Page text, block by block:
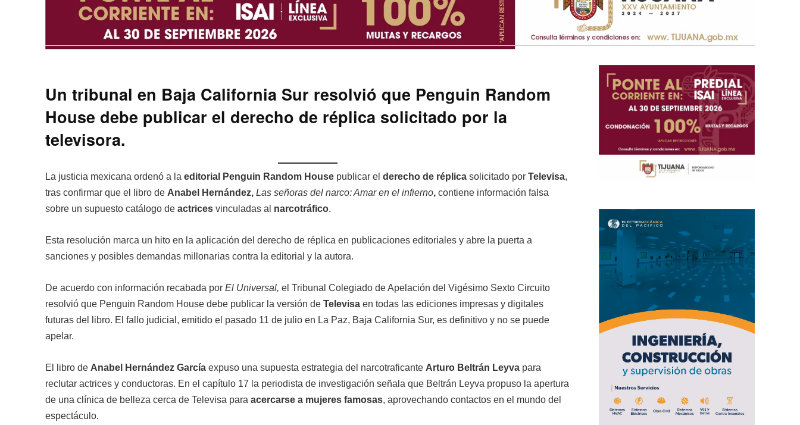
Un tribunal en Baja California Sur resolvió que Penguin Random
House debe publicar el derecho de réplica solicitado por la
televisora.
La justicia mexicana ordenó a la editorial Penguin Random House publicar el derecho de réplica solicitado por Televisa,
tras confirmar que el libro de Anabel Hernández, Las señoras del narco: Amar en el infierno, contiene información falsa
sobre un supuesto catálogo de actrices vinculadas al narcotráfico.
Esta resolución marca un hito en la aplicación del derecho de réplica en publicaciones editoriales y abre la puerta a
sanciones y posibles demandas millonarias contra la editorial y la autora.
De acuerdo con información recabada por El Universal, el Tribunal Colegiado de Apelación del Vigésimo Sexto Circuito
resolvió que Penguin Random House debe publicar la versión de Televisa en todas las ediciones impresas y digitales
futuras del libro. El fallo judicial, emitido el pasado 11 de julio en La Paz, Baja California Sur, es definitivo y no se puede
apelar.
El libro de Anabel Hernández García expuso una supuesta estrategia del narcotraficante Arturo Beltrán Leyva para
reclutar actrices y conductoras. En el capítulo 17 la periodista de investigación señala que Beltrán Leyva propuso la apertura
de una clínica de belleza cerca de Televisa para acercarse a mujeres famosas, aprovechando contactos en el mundo del
espectáculo.